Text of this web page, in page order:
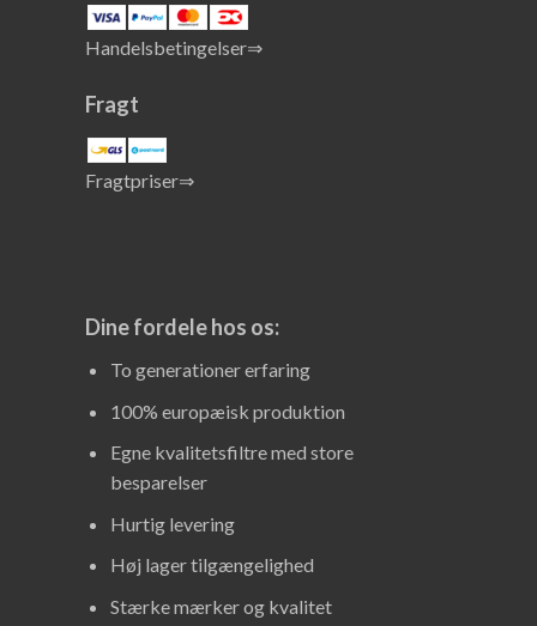
Handelsbetingelser⇒
Fragt
Fragtpriser⇒
Dine fordele hos os:
To generationer erfaring
100% europæisk produktion
Egne kvalitetsfiltre med store
besparelser
Hurtig levering
Høj lager tilgængelighed
Stærke mærker og kvalitet